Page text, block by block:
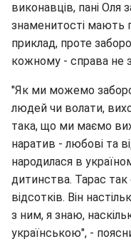
виконавців, пані Оля
знаменитості мають
приклад, проте
кожному - справа не
"Як ми можемо
людей чи волати,
така, що ми маємо
наратив - любові та
народилася в
дитинства. Тарас так
відсотків. Він
з ним, я знаю,
українською", -